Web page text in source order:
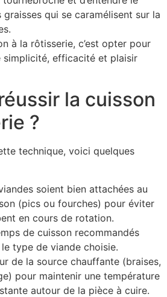
qui se caramélisent sur la
à la rôtisserie, c’est opter pour
simplicité, efficacité et plaisir
la cuisson
?
technique, voici quelques
soient bien attachées au
(pics ou fourches) pour éviter
en cours de rotation.
de cuisson recommandés
type de viande choisie.
de la source chauffante (braises,
pour maintenir une température
autour de la pièce à cuire.